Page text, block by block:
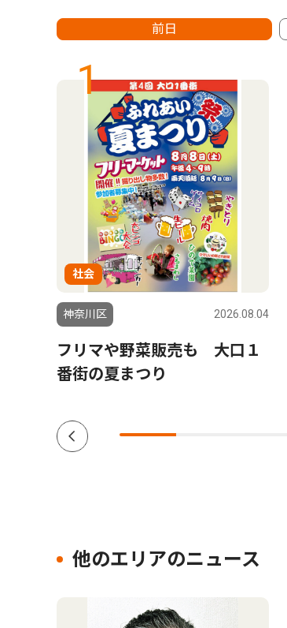
前日
1
社会
神奈川区 2026.08.04
フリマや野菜販売も 大口１
番街の夏まつり
他のエリアのニュース